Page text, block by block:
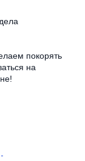
покорять
на